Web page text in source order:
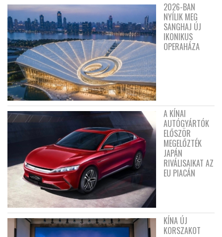
2026-BAN
NYÍLIK MEG
SANGHAJ ÚJ
IKONIKUS
OPERAHÁZA
A KÍNAI
AUTÓGYÁRTÓK
ELŐSZÖR
MEGELŐZTÉK
JAPÁN
RIVÁLISAIKAT AZ
EU PIACÁN
KÍNA ÚJ
KORSZAKOT